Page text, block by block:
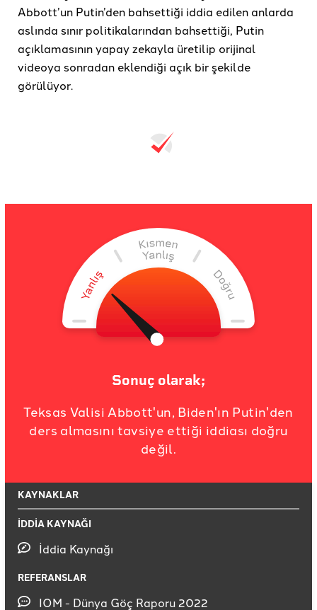
Abbott’un Putin’den bahsettiği iddia edilen anlarda
aslında sınır politikalarından bahsettiği, Putin
açıklamasının yapay zekayla üretilip orijinal
videoya sonradan eklendiği açık bir şekilde
görülüyor.
Sonuç olarak;
Teksas Valisi Abbott'un, Biden'ın Putin'den
ders almasını tavsiye ettiği iddiası doğru
değil.
KAYNAKLAR
İDDİA KAYNAĞI
İddia Kaynağı
REFERANSLAR
IOM - Dünya Göç Raporu 2022